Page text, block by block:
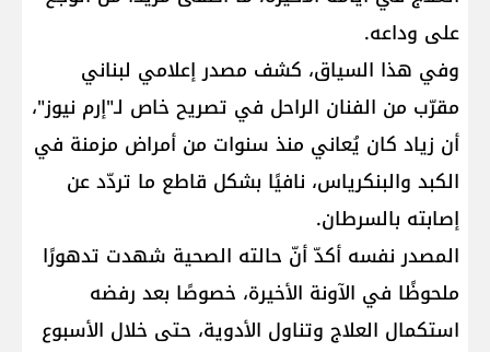
على وداعه.
وفي هذا السياق، كشف مصدر إعلامي لبناني
مقرّب من الفنان الراحل في تصريح خاص لـ"إرم نيوز"،
أن زياد كان يُعاني منذ سنوات من أمراض مزمنة في
الكبد والبنكرياس، نافيًا بشكل قاطع ما تردّد عن
إصابته بالسرطان.
المصدر نفسه أكدّ أنّ حالته الصحية شهدت تدهورًا
ملحوظًا في الآونة الأخيرة، خصوصًا بعد رفضه
استكمال العلاج وتناول الأدوية، حتى خلال الأسبوع